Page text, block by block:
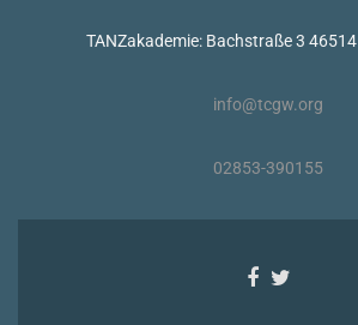
TANZakademie: Bachstraße 3
info@tcgw.org
02853-390155
Facebook-
Twitter-